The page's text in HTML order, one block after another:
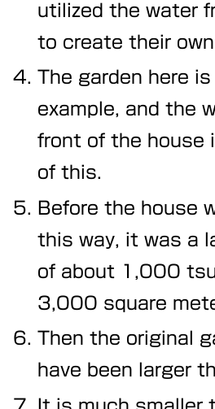
utilized the water
to create their
The garden here
example, and the
front of the house
of this.
Before the house
this way, it was a
of about 1,000
3,000 square
Then the original
have been larger
It is much smaller